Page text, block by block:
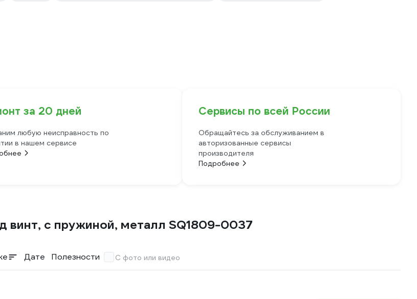
за 20 дней
любую неисправность по
в нашем сервисе
Сервисы по всей России
Обращайтесь за обслуживанием в
авторизованные сервисы
производителя
Подробнее
винт, с пружиной, металл SQ1809-0037
Дате Полезности С фото или видео